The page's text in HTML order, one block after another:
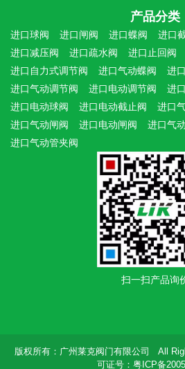
产品分类
进口球阀 进口闸阀 进口蝶阀 进口
进口减压阀
进口疏水阀 进口止回阀
进口自力式调节阀
进口气动蝶阀
进
进口气动调节阀
进口电动调节阀
进
进口电动球阀
进口电动截止阀
进口
进口气动闸阀
进口电动闸阀
进口气
进口气动管夹阀
扫一扫产品询
版权所有：广州莱克阀门有限公司 All
可证号：粤ICP备